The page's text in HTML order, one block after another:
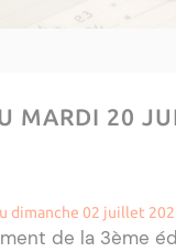
MARDI 20
dimanche 02 juillet
de la 3ème